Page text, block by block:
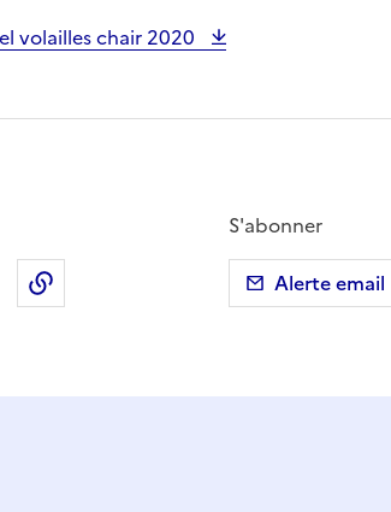
volailles chair 2020
Twitter)
sur LinkedIn
Partager par emailCopier dans le presse-papier
S'abonner
Alerte email